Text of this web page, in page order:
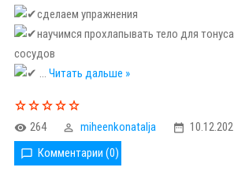
сделаем упражнения
научимся прохлапывать тело для
сосудов
... Читать дальше »
264 miheenkonatalja
Комментарии (0)